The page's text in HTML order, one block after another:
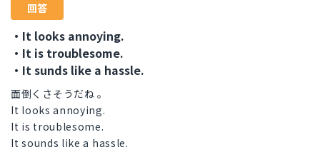
回答
・It looks annoying.
・It is troublesome.
・It sunds like a hassle.
面倒くさそうだね 。
It looks annoying.
It is troublesome.
It sounds like a hassle.